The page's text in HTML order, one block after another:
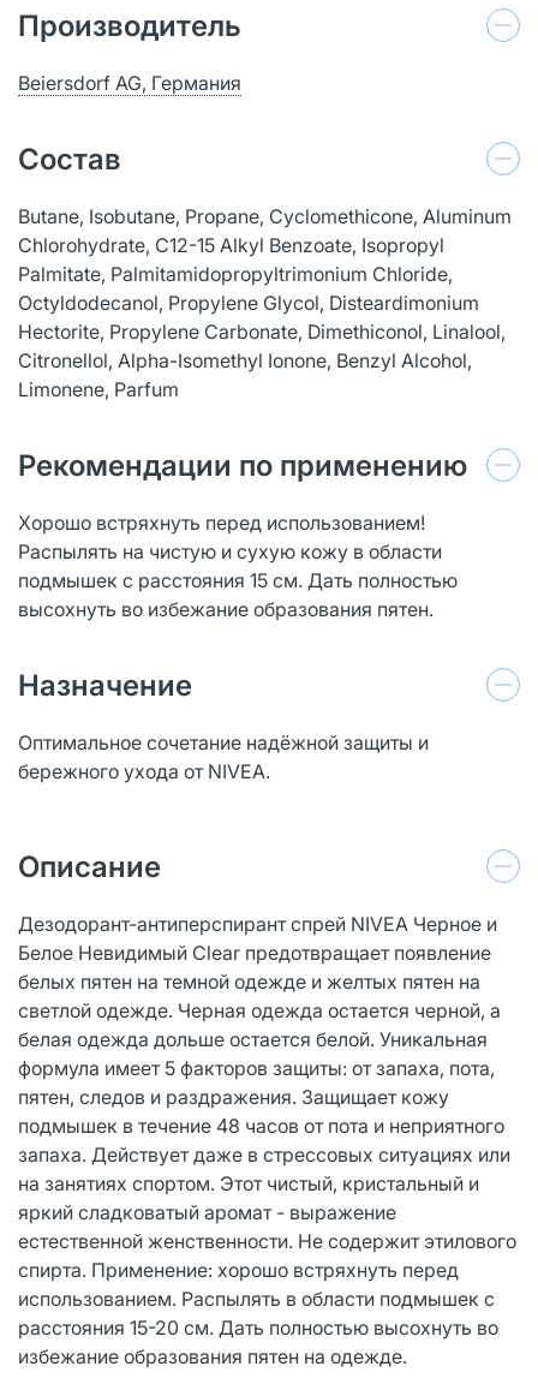
Производитель
Beiersdorf AG, Германия
Состав
Butane, Isobutane, Propane, Cyclomethicone, Aluminum
Chlorohydrate, C12-15 Alkyl Benzoate, Isopropyl
Palmitate, Palmitamidopropyltrimonium Chloride,
Octyldodecanol, Propylene Glycol, Disteardimonium
Hectorite, Propylene Carbonate, Dimethiconol, Linalool,
Citronellol, Alpha-Isomethyl Ionone, Benzyl Alcohol,
Limonene, Parfum
Рекомендации по применению
Хорошо встряхнуть перед использованием!
Распылять на чистую и сухую кожу в области
подмышек с расстояния 15 см. Дать полностью
высохнуть во избежание образования пятен.
Назначение
Оптимальное сочетание надёжной защиты и
бережного ухода от NIVEA.
Описание
Дезодорант-антиперспирант спрей NIVEA Черное и
Белое Невидимый Clear предотвращает появление
белых пятен на темной одежде и желтых пятен на
светлой одежде. Черная одежда остается черной, а
белая одежда дольше остается белой. Уникальная
формула имеет 5 факторов защиты: от запаха, пота,
пятен, следов и раздражения. Защищает кожу
подмышек в течение 48 часов от пота и неприятного
запаха. Действует даже в стрессовых ситуациях или
на занятиях спортом. Этот чистый, кристальный и
яркий сладковатый аромат - выражение
естественной женственности. Не содержит этилового
спирта. Применение: хорошо встряхнуть перед
использованием. Распылять в области подмышек с
расстояния 15-20 см. Дать полностью высохнуть во
избежание образования пятен на одежде.